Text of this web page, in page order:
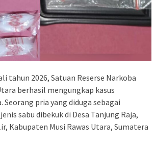
tahun 2026, Satuan Reserse Narkoba
berhasil mengungkap kasus
pria yang diduga sebagai
sabu dibekuk di Desa Tanjung Raja,
Kabupaten Musi Rawas Utara, Sumatera